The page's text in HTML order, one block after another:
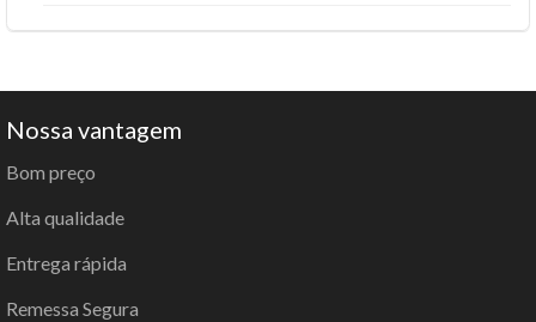
Nossa vantagem
Bom preço
Alta qualidade
Entrega rápida
Remessa Segura